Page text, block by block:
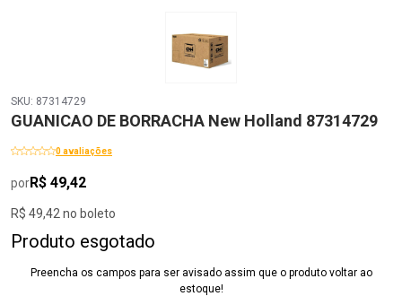
SKU: 87314729
GUANICAO DE BORRACHA New Holland 87314729
0 avaliações
porR$ 49,42
R$ 49,42 no boleto
Produto esgotado
Preencha os campos para ser avisado assim que o produto voltar ao
estoque!